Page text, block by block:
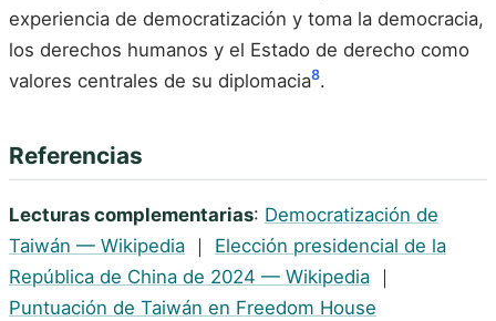
experiencia de democratización y toma la democracia,
los derechos humanos y el Estado de derecho como
valores centrales de su diplomacia8.
Referencias
Lecturas complementarias: Democratización de
Taiwán — Wikipedia ｜ Elección presidencial de la
República de China de 2024 — Wikipedia ｜
Puntuación de Taiwán en Freedom House